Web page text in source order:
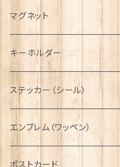
キャスケット
ディアストーカー
ニット帽
タータン【Bronte by Moon】
タータン【Glencroft】
ボタンラップマフラー【Aran
サッシュ
スカーフ
ファッションマスク
チャーム
その他のアクセサリー
ラブスプーン【SION
ラブスプーン【PAUL CURTIS】
ファブリック
ペーパーナプキン
ティーコジー
その他テーブルウェア
ジェネラルデザイン
乗り物
動物＆植物
国旗＆紋章
音楽＆楽器
ミリタリー
NAVY
AIRFORCE
ARMY
ピューター
マグネット
キーホルダー
ステッカー（シール）
エンブレム（ワッペン）
ポストカード